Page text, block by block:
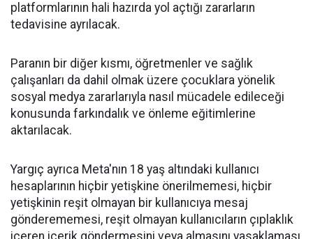
platformlarının hali hazırda yol açtığı zararların
tedavisine ayrılacak.
Paranın bir diğer kısmı, öğretmenler ve sağlık
çalışanları da dahil olmak üzere çocuklara yönelik
sosyal medya zararlarıyla nasıl mücadele edileceği
konusunda farkındalık ve önleme eğitimlerine
aktarılacak.
Yargıç ayrıca Meta'nın 18 yaş altındaki kullanıcı
hesaplarının hiçbir yetişkine önerilmemesi, hiçbir
yetişkinin reşit olmayan bir kullanıcıya mesaj
gönderememesi, reşit olmayan kullanıcıların çıplaklık
içeren içerik göndermesini veya almasını yasaklaması